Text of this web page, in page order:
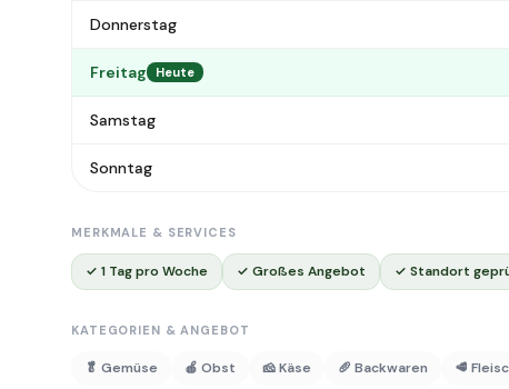
Donnerstag
Freitag Heute
Samstag
Sonntag
MERKMALE & SERVICES
✓ 1 Tag pro Woche ✓ Großes Angebot ✓ Standort
KATEGORIEN & ANGEBOT
🥬 Gemüse 🍎 Obst 🧀 Käse 🥖 Backwaren 🥩